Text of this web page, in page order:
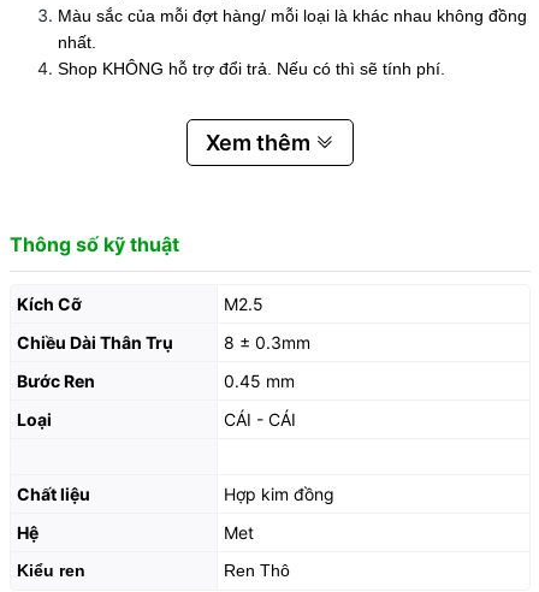
Màu sắc của mỗi đợt hàng/ mỗi loại là khác nhau không đồng
nhất.
Shop KHÔNG hỗ trợ đổi trả. Nếu có thì sẽ tính phí.
Xem thêm
Thông số kỹ thuật
Kích Cỡ
M2.5
Chiều Dài Thân Trụ
8 ± 0.3mm
Bước Ren
0.45 mm
Loại
CÁI - CÁI
Chất liệu
Hợp kim đồng
Hệ
Met
Kiểu ren Ren Thô